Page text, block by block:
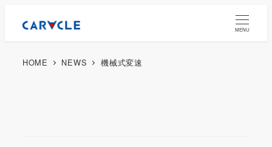
MENU
HOME NEWS 機械式変速